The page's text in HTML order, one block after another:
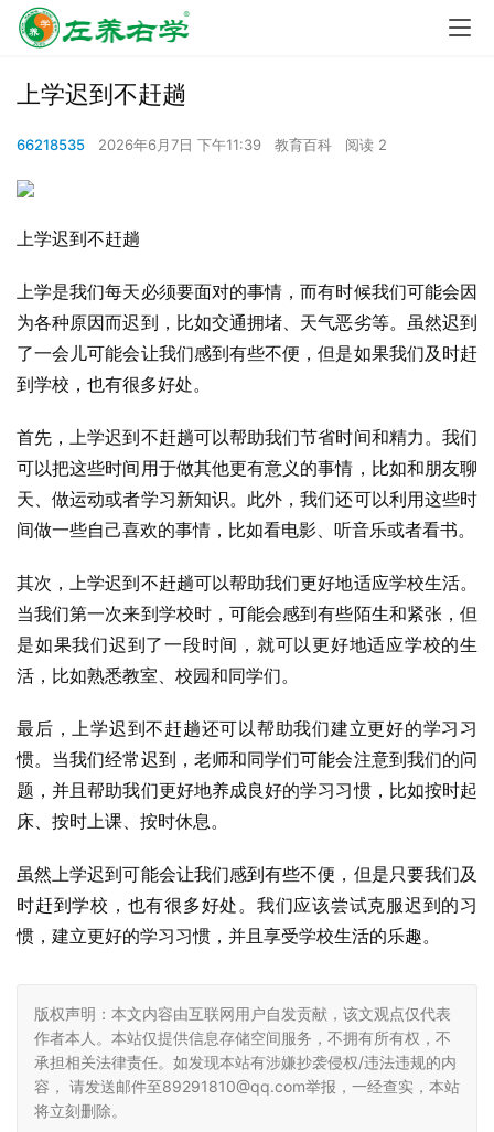
上学迟到不赶趟
66218535 2026年6月7日 下午11:39 教育百科 阅读 2
上学迟到不赶趟
上学是我们每天必须要面对的事情，而有时候我们可能会因
为各种原因而迟到，比如交通拥堵、天气恶劣等。虽然迟到
了一会儿可能会让我们感到有些不便，但是如果我们及时赶
到学校，也有很多好处。
首先，上学迟到不赶趟可以帮助我们节省时间和精力。我们
可以把这些时间用于做其他更有意义的事情，比如和朋友聊
天、做运动或者学习新知识。此外，我们还可以利用这些时
间做一些自己喜欢的事情，比如看电影、听音乐或者看书。
其次，上学迟到不赶趟可以帮助我们更好地适应学校生活。
当我们第一次来到学校时，可能会感到有些陌生和紧张，但
是如果我们迟到了一段时间，就可以更好地适应学校的生
活，比如熟悉教室、校园和同学们。
最后，上学迟到不赶趟还可以帮助我们建立更好的学习习
惯。当我们经常迟到，老师和同学们可能会注意到我们的问
题，并且帮助我们更好地养成良好的学习习惯，比如按时起
床、按时上课、按时休息。
虽然上学迟到可能会让我们感到有些不便，但是只要我们及
时赶到学校，也有很多好处。我们应该尝试克服迟到的习
惯，建立更好的学习习惯，并且享受学校生活的乐趣。
版权声明：本文内容由互联网用户自发贡献，该文观点仅代表
作者本人。本站仅提供信息存储空间服务，不拥有所有权，不
承担相关法律责任。如发现本站有涉嫌抄袭侵权/违法违规的内
容， 请发送邮件至89291810@qq.com举报，一经查实，本站
将立刻删除。